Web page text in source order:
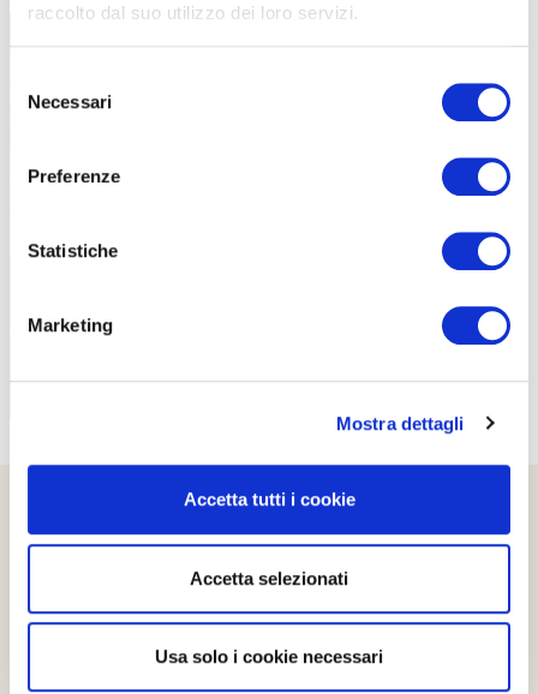
raccolto dal suo utilizzo dei loro servizi.
delNecessari
Preferenze
Statistiche
Marketing
Mostra dettagli
Accetta tutti i cookie
Accetta selezionati
Usa solo i cookie necessari